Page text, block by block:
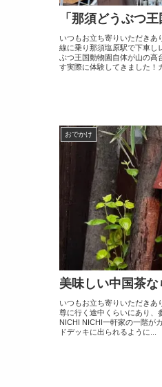
「那須どうぶつ
いつもお立ち寄りいただきあ
線に乗り那須塩原駅で下車し
ぶつ王国動物園自体が山の高
す実際に体験してきました！
おでかけ
美味しい中国茶な
いつもお立ち寄りいただきあ
尊に行く途中くらいにあり
NICHI NICHI一軒家の一階が
ドデッキに出られるように...